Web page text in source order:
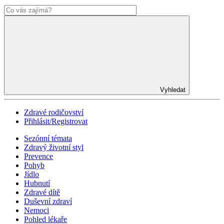
Vyhledat
Zdravé rodičovství
Přihlásit/Registrovat
Sezónní témata
Zdravý životní styl
Prevence
Pohyb
Jídlo
Hubnutí
Zdravé dítě
Duševní zdraví
Nemoci
Pohled lékaře